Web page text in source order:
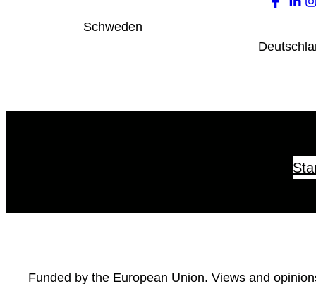
Schweden
Funded by the European Union. Views and